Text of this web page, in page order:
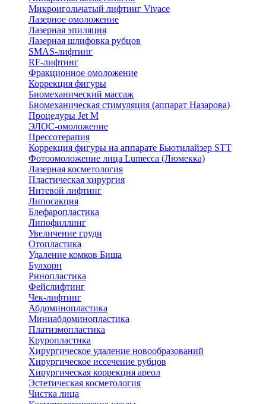
Микроигольчатый лифтинг Vivace
Лазерное омоложение
Лазерная эпиляция
Лазерная шлифовка рубцов
SMAS-лифтинг
RF-лифтинг
Фракционное омоложение
Коррекция фигуры
Биомеханический массаж
Биомеханическая стимуляция (аппарат Назарова)
Процедуры Jet M
ЭЛОС-омоложение
Прессотерапия
Коррекция фигуры на аппарате Бьютилайзер STT
Фотоомоложение лица Lumecca (Люмекка)
Лазерная косметология
Пластическая хирургия
Нитевой лифтинг
Липосакция
Блефаропластика
Липофиллинг
Увеличение груди
Отопластика
Удаление комков Биша
Булхорн
Ринопластика
Фейслифтинг
Чек-лифтинг
Абдоминопластика
Миниабдоминопластика
Платизмопластика
Круропластика
Хирургическое удаление новообразований
Хирургическое иссечение рубцов
Хирургическая коррекция ареол
Эстетическая косметология
Чистка лица